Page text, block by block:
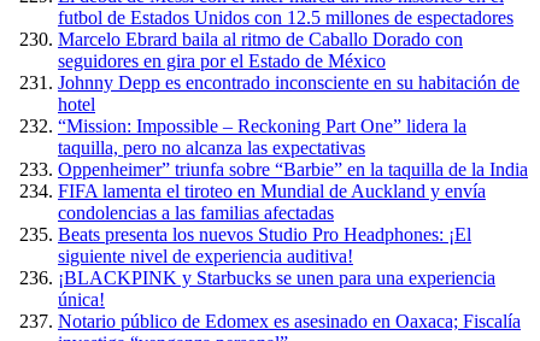
futbol de Estados Unidos con 12.5 millones de espectadores
Marcelo Ebrard baila al ritmo de Caballo Dorado con
seguidores en gira por el Estado de México
Johnny Depp es encontrado inconsciente en su habitación de
hotel
“Mission: Impossible – Reckoning Part One” lidera la
taquilla, pero no alcanza las expectativas
Oppenheimer” triunfa sobre “Barbie” en la taquilla de la India
FIFA lamenta el tiroteo en Mundial de Auckland y envía
condolencias a las familias afectadas
Beats presenta los nuevos Studio Pro Headphones: ¡El
siguiente nivel de experiencia auditiva!
¡BLACKPINK y Starbucks se unen para una experiencia
única!
Notario público de Edomex es asesinado en Oaxaca; Fiscalía